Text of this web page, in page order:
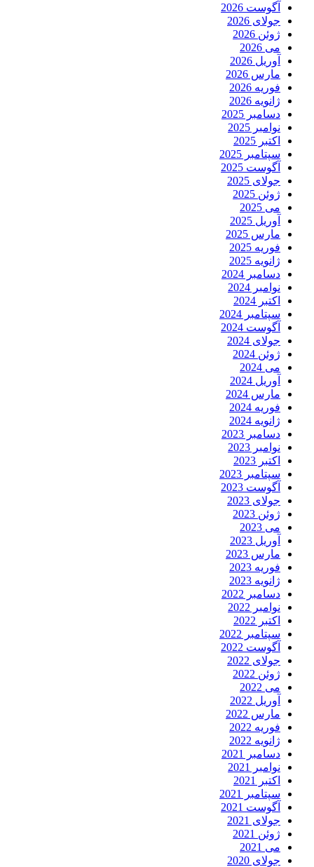
آگوست 2026
جولای 2026
ژوئن 2026
می 2026
آوریل 2026
مارس 2026
فوریه 2026
ژانویه 2026
دسامبر 2025
نوامبر 2025
اکتبر 2025
سپتامبر 2025
آگوست 2025
جولای 2025
ژوئن 2025
می 2025
آوریل 2025
مارس 2025
فوریه 2025
ژانویه 2025
دسامبر 2024
نوامبر 2024
اکتبر 2024
سپتامبر 2024
آگوست 2024
جولای 2024
ژوئن 2024
می 2024
آوریل 2024
مارس 2024
فوریه 2024
ژانویه 2024
دسامبر 2023
نوامبر 2023
اکتبر 2023
سپتامبر 2023
آگوست 2023
جولای 2023
ژوئن 2023
می 2023
آوریل 2023
مارس 2023
فوریه 2023
ژانویه 2023
دسامبر 2022
نوامبر 2022
اکتبر 2022
سپتامبر 2022
آگوست 2022
جولای 2022
ژوئن 2022
می 2022
آوریل 2022
مارس 2022
فوریه 2022
ژانویه 2022
دسامبر 2021
نوامبر 2021
اکتبر 2021
سپتامبر 2021
آگوست 2021
جولای 2021
ژوئن 2021
می 2021
جولای 2020